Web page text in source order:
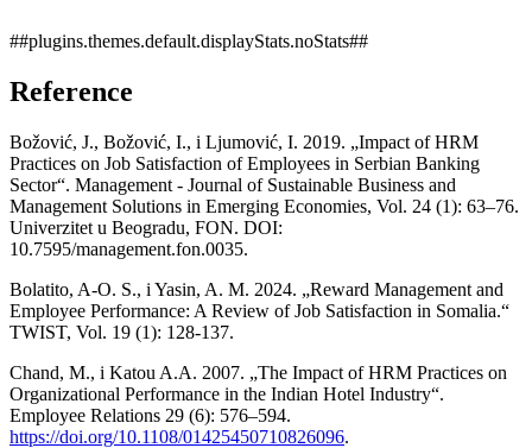
##plugins.themes.default.displayStats.noStats##
Reference
Božović, J., Božović, I., i Ljumović, I. 2019. „Impact of HRM
Practices on Job Satisfaction of Employees in Serbian Banking
Sector“. Management - Journal of Sustainable Business and
Management Solutions in Emerging Economies, Vol. 24 (1): 63–76.
Univerzitet u Beogradu, FON. DOI:
10.7595/management.fon.0035.
Bolatito, A-O. S., i Yasin, A. M. 2024. „Reward Management and
Employee Performance: A Review of Job Satisfaction in Somalia.“
TWIST, Vol. 19 (1): 128-137.
Chand, M., i Katou A.A. 2007. „The Impact of HRM Practices on
Organizational Performance in the Indian Hotel Industry“.
Employee Relations 29 (6): 576–594.
https://doi.org/10.1108/01425450710826096.